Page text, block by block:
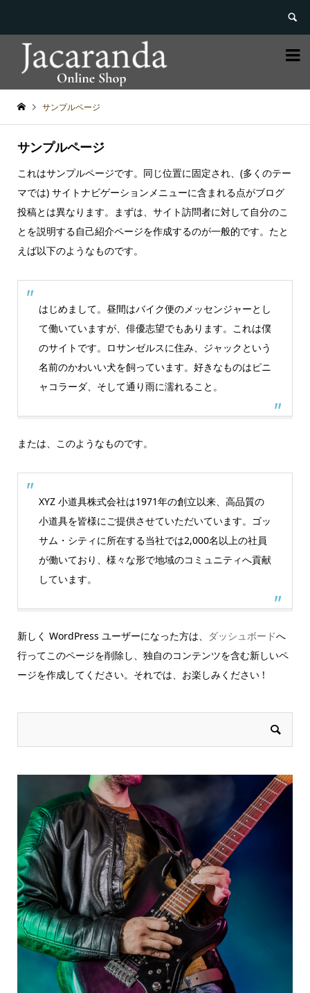


サンプルページ
サンプルページ
これはサンプルページです。同じ位置に固定され、(多くのテー
マでは) サイトナビゲーションメニューに含まれる点がブログ
投稿とは異なります。まずは、サイト訪問者に対して自分のこ
とを説明する自己紹介ページを作成するのが一般的です。たと
えば以下のようなものです。
はじめまして。昼間はバイク便のメッセンジャーとし
て働いていますが、俳優志望でもあります。これは僕
のサイトです。ロサンゼルスに住み、ジャックという
名前のかわいい犬を飼っています。好きなものはピニ
ャコラーダ、そして通り雨に濡れること。
または、このようなものです。
XYZ 小道具株式会社は1971年の創立以来、高品質の
小道具を皆様にご提供させていただいています。ゴッ
サム・シティに所在する当社では2,000名以上の社員
が働いており、様々な形で地域のコミュニティへ貢献
しています。
新しく WordPress ユーザーになった方は、 ダッシュボードへ
行ってこのページを削除し、独自のコンテンツを含む新しいペ
ージを作成してください。それでは、お楽しみください !